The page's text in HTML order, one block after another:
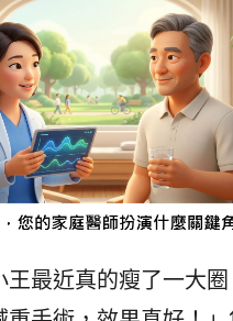
王最近真的瘦了一大